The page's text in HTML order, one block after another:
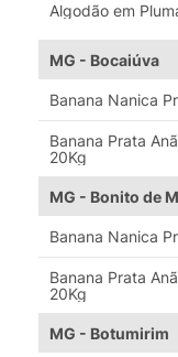
Algodão em
MG - Bocaiúva
Banana Nanica
Banana Prata
20Kg
MG - Bonito de
Banana Nanica
Banana Prata
20Kg
MG - Botumirim